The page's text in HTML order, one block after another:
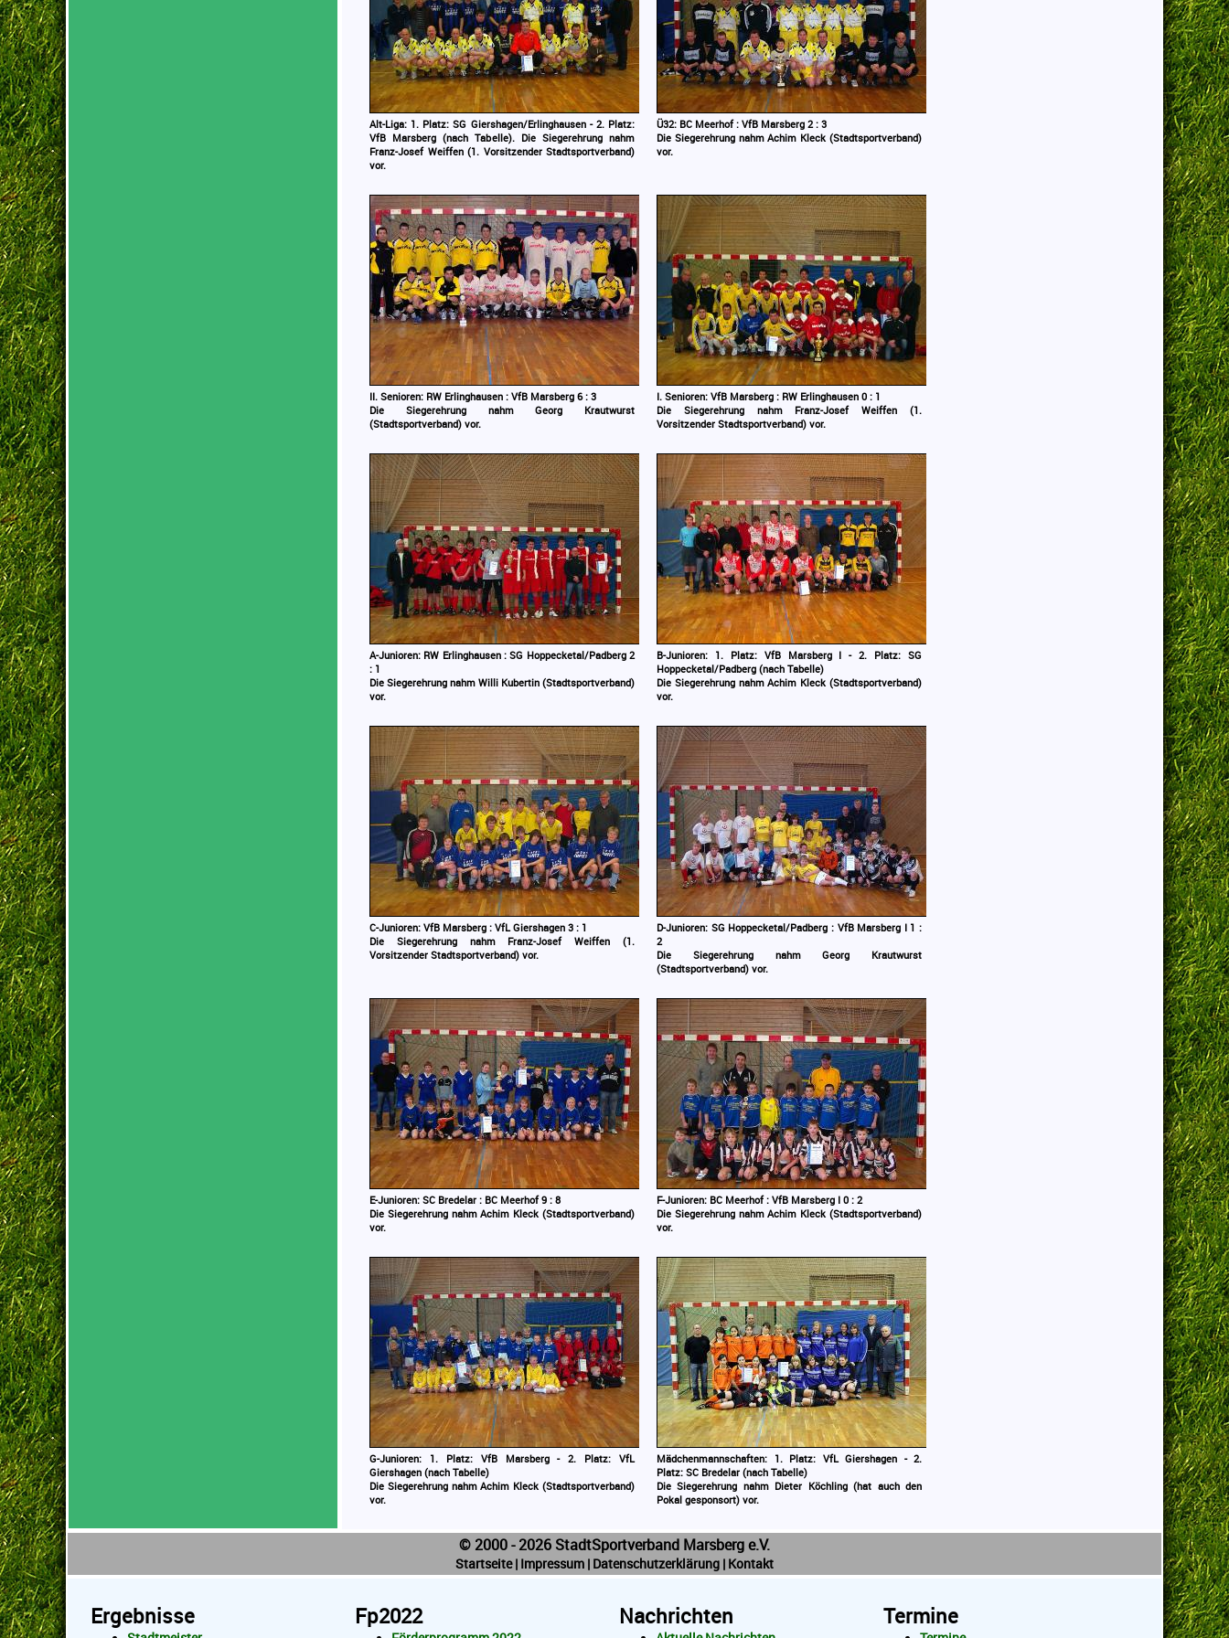
Alt-Liga: 1. Platz: SG Giershagen/Erlinghausen - 2. Platz:
VfB Marsberg (nach Tabelle). Die Siegerehrung nahm
Franz-Josef Weiffen (1. Vorsitzender Stadtsportverband)
vor.
Ü32: BC Meerhof : VfB Marsberg 2 : 3
Die Siegerehrung nahm Achim Kleck (Stadtsportverband)
vor.
II. Senioren: RW Erlinghausen : VfB Marsberg 6 : 3
Die Siegerehrung nahm Georg Krautwurst
(Stadtsportverband) vor.
I. Senioren: VfB Marsberg : RW Erlinghausen 0 : 1
Die Siegerehrung nahm Franz-Josef Weiffen (1.
Vorsitzender Stadtsportverband) vor.
A-Junioren: RW Erlinghausen : SG Hoppecketal/Padberg 2
: 1
Die Siegerehrung nahm Willi Kubertin (Stadtsportverband)
vor.
B-Junioren: 1. Platz: VfB Marsberg I - 2. Platz: SG
Hoppecketal/Padberg (nach Tabelle)
Die Siegerehrung nahm Achim Kleck (Stadtsportverband)
vor.
C-Junioren: VfB Marsberg : VfL Giershagen 3 : 1
Die Siegerehrung nahm Franz-Josef Weiffen (1.
Vorsitzender Stadtsportverband) vor.
D-Junioren: SG Hoppecketal/Padberg : VfB Marsberg I 1 :
2
Die Siegerehrung nahm Georg Krautwurst
(Stadtsportverband) vor.
E-Junioren: SC Bredelar : BC Meerhof 9 : 8
Die Siegerehrung nahm Achim Kleck (Stadtsportverband)
vor.
F-Junioren: BC Meerhof : VfB Marsberg I 0 : 2
Die Siegerehrung nahm Achim Kleck (Stadtsportverband)
vor.
G-Junioren: 1. Platz: VfB Marsberg - 2. Platz: VfL
Giershagen (nach Tabelle)
Die Siegerehrung nahm Achim Kleck (Stadtsportverband)
vor.
Mädchenmannschaften: 1. Platz: VfL Giershagen - 2.
Platz: SC Bredelar (nach Tabelle)
Die Siegerehrung nahm Dieter Köchling (hat auch den
Pokal gesponsort) vor.
© 2000 - 2026 StadtSportverband Marsberg e.V.
Startseite| Impressum | Datenschutzerklärung | Kontakt
Ergebnisse Fp2022 Nachrichten Termine